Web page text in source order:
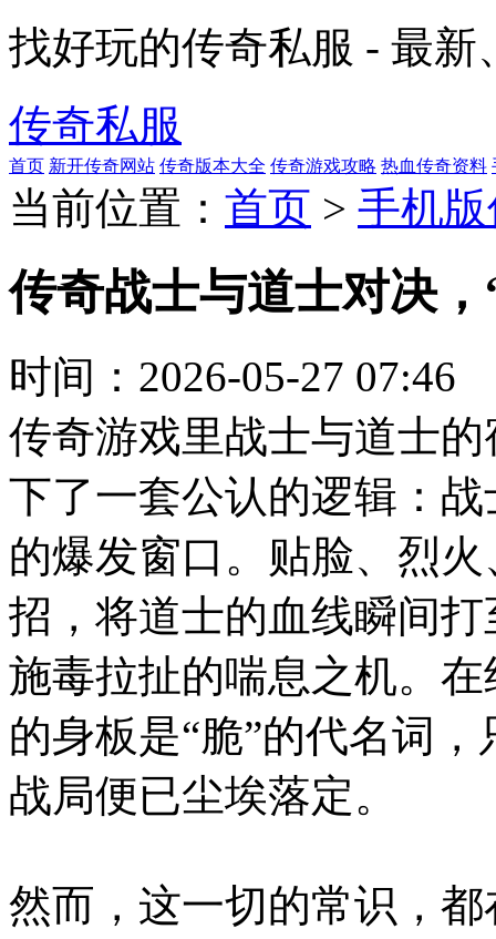
找好玩的传奇私服 - 最
传奇私服
首页 新开传奇网站 传奇版本大全 传奇游戏攻略 热血传奇资料
当前位置： 首页 > 手机
传奇战士与道士对决
时间： 2026-05-27 07:46
传奇游戏里战士与道士
下了一套公认的逻辑：
的爆发窗口。贴脸、烈
招，将道士的血线瞬间
施毒拉扯的喘息之机。
的身板是“脆”的代名词
战局便已尘埃落定。
然而，这一切的常识，